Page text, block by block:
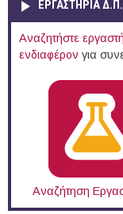
ΕΡΓΑΣΤΗΡΙΑ
Αναζητήστε
ενδιαφέρον για
Αναζήτηση